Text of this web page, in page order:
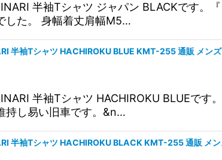
半袖Tシャツ ジャパン BLACKです。
した。 身幅着丈肩幅M5…
半袖Tシャツ HACHIROKU BLUE KMT-255 通販 メン
半袖Tシャツ HACHIROKU BLUEです
持し易い旧車です。&n…
半袖Tシャツ HACHIROKU BLACK KMT-255 通販 メ